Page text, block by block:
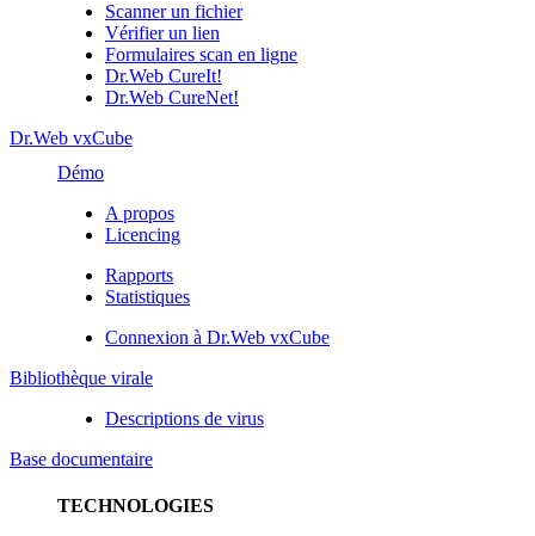
Scanner un fichier
Vérifier un lien
Formulaires scan en ligne
Dr.Web CureIt!
Dr.Web CureNet!
Dr.Web vxCube
Démo
A propos
Licencing
Rapports
Statistiques
Connexion à Dr.Web vxCube
Bibliothèque virale
Descriptions de virus
Base documentaire
TECHNOLOGIES